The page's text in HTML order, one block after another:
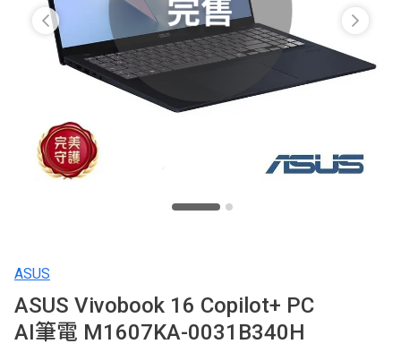
ASUS
ASUS Vivobook 16 Copilot+ PC
AI筆電 M1607KA-0031B340H